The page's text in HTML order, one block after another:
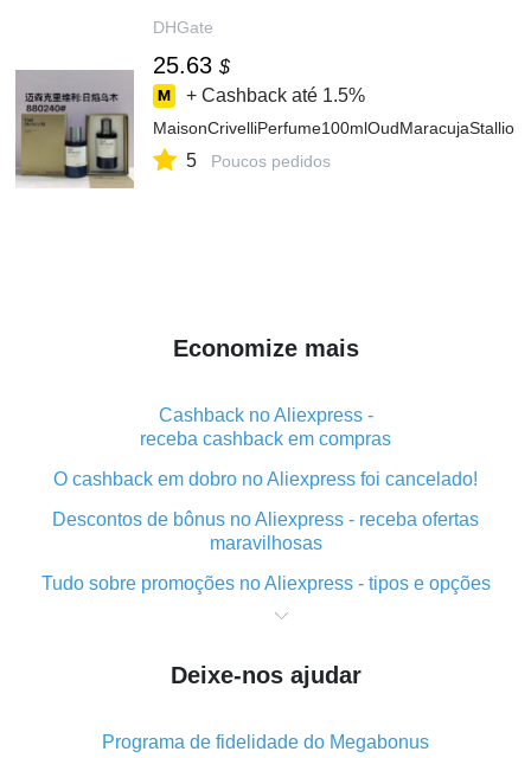
DHGate
25.63 $
+ Cashback até 1.5%
5 Poucos pedidos
Economize mais
Cashback no Aliexpress -
receba cashback em compras
O cashback em dobro no Aliexpress foi cancelado!
Descontos de bônus no Aliexpress - receba ofertas
maravilhosas
Tudo sobre promoções no Aliexpress - tipos e opções
O que é "cashback" ao realizar compras no Aliexpress
O melhor lugar para baixar o cashback do Aliexpress e
Qual o plug-in de cashback do Aliexpress e quais as
Deixe-nos ajudar
Programa de fidelidade do Megabonus